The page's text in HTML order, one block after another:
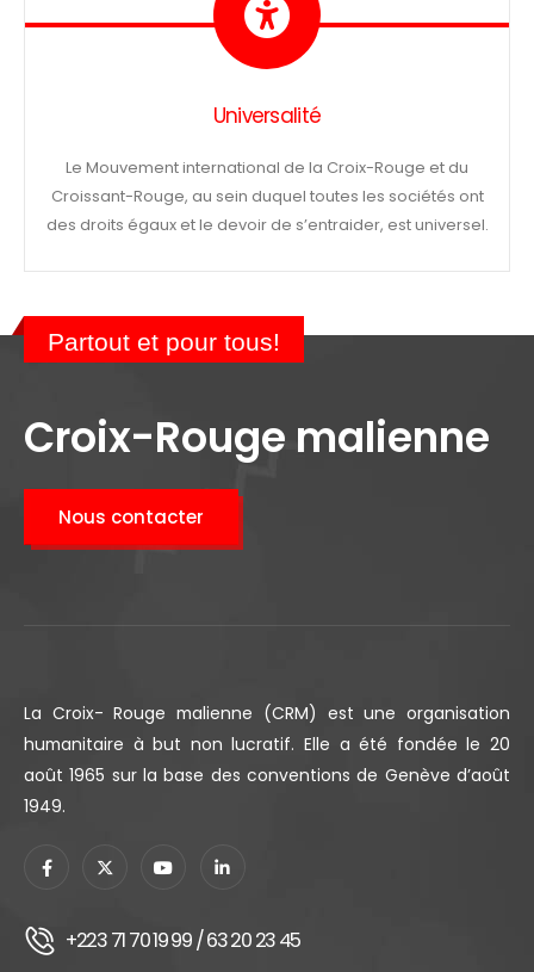
Universalité
Le Mouvement international de la Croix-Rouge et du
Croissant-Rouge, au sein duquel toutes les sociétés ont
des droits égaux et le devoir de s’entraider, est universel.
Partout et pour tous!
Croix-Rouge malienne
Nous contacter
La Croix- Rouge malienne (CRM) est une organisation
humanitaire à but non lucratif. Elle a été fondée le 20
août 1965 sur la base des conventions de Genève d’août
1949.
+223 71 70 19 99 / 63 20 23 45